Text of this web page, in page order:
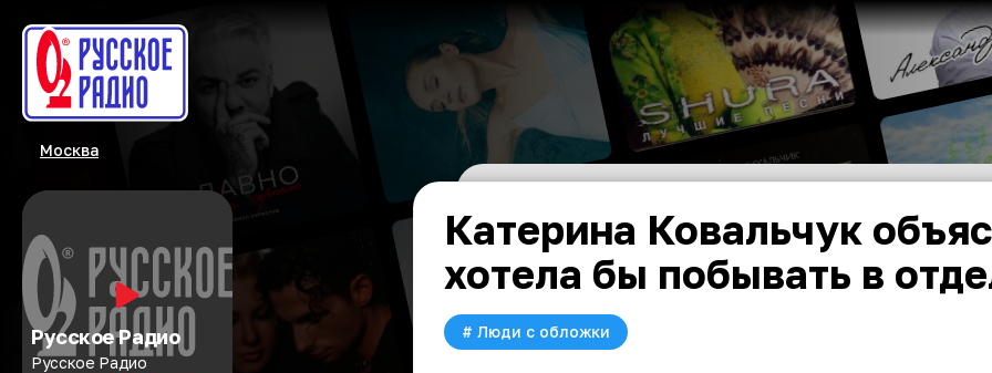
Москва
Русское Радио
Русское Радио
Катерина Ковальчук
хотела бы побывать в
# Люди с обложки